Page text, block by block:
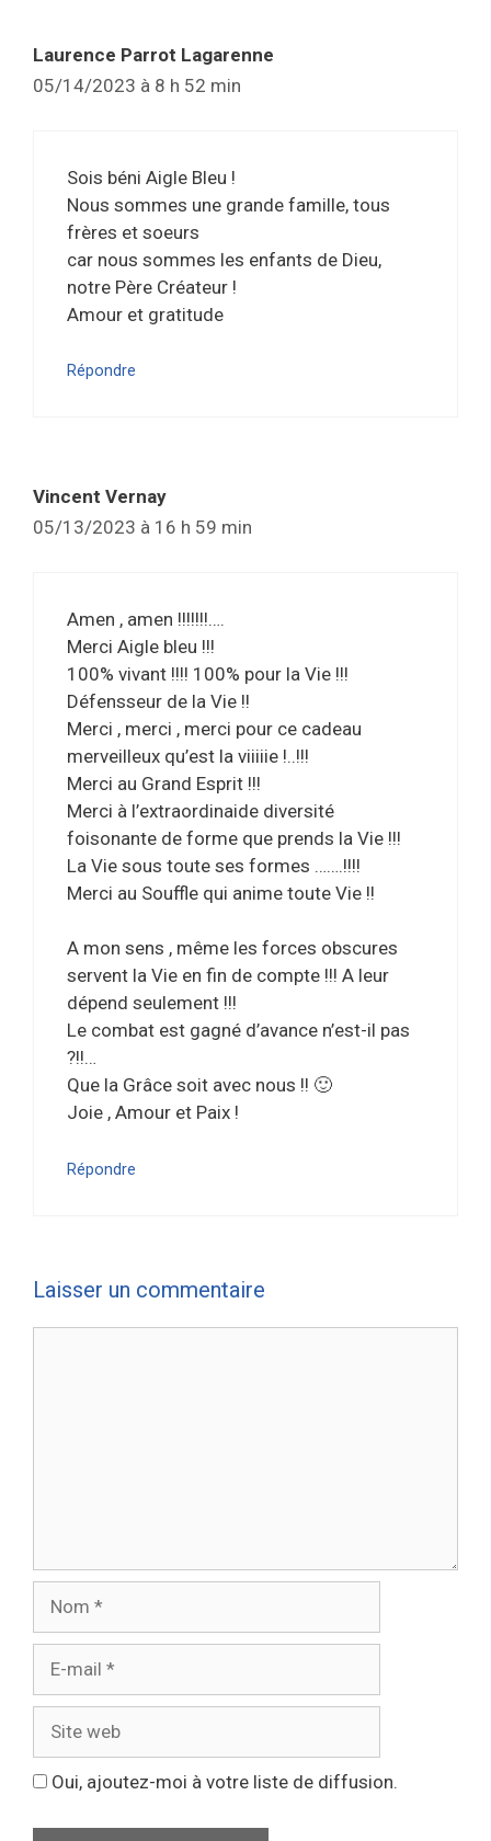
Laurence Parrot Lagarenne
05/14/2023 à 8 h 52 min
Sois béni Aigle Bleu !
Nous sommes une grande famille, tous
frères et soeurs
car nous sommes les enfants de Dieu,
notre Père Créateur !
Amour et gratitude
Répondre
Vincent Vernay
05/13/2023 à 16 h 59 min
Amen , amen !!!!!!!….
Merci Aigle bleu !!!
100% vivant !!!! 100% pour la Vie !!!
Défensseur de la Vie !!
Merci , merci , merci pour ce cadeau
merveilleux qu’est la viiiiie !..!!!
Merci au Grand Esprit !!!
Merci à l’extraordinaide diversité
foisonante de forme que prends la Vie !!!
La Vie sous toute ses formes …….!!!!
Merci au Souffle qui anime toute Vie !!
A mon sens , même les forces obscures
servent la Vie en fin de compte !!! A leur
dépend seulement !!!
Le combat est gagné d’avance n’est-il pas
?!!…
Que la Grâce soit avec nous !! 🙂
Joie , Amour et Paix !
Répondre
Laisser un commentaire
Oui, ajoutez-moi à votre liste de diffusion.